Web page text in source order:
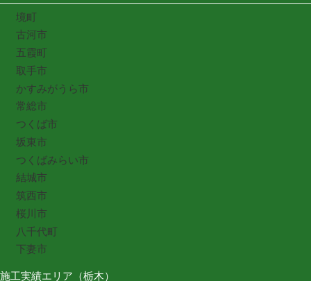
境町
古河市
五霞町
取手市
かすみがうら市
常総市
つくば市
坂東市
つくばみらい市
結城市
筑西市
桜川市
八千代町
下妻市
施工実績エリア（栃木）